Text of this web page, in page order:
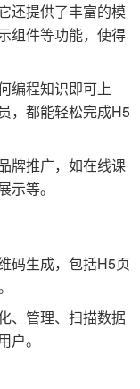
还提供了丰富的模
组件等功能，使得
编程知识即可上
，都能轻松完成H5
牌推广，如在线课
等。
码生成，包括H5页
、管理、扫描数据
。